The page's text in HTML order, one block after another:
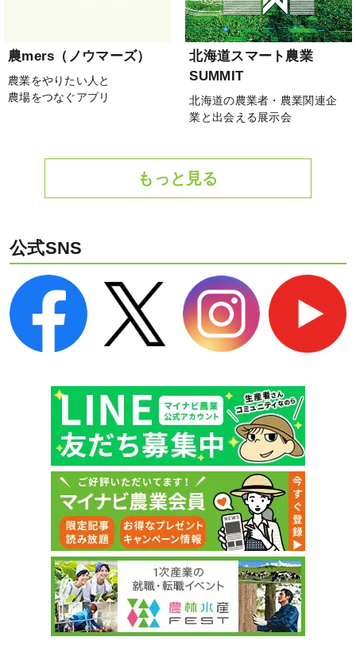
農mers（ノウマーズ）
農業をやりたい人と
農場をつなぐアプリ
北海道スマート農業
SUMMIT
北海道の農業者・農業関連企
業と出会える展示会
もっと見る
公式SNS